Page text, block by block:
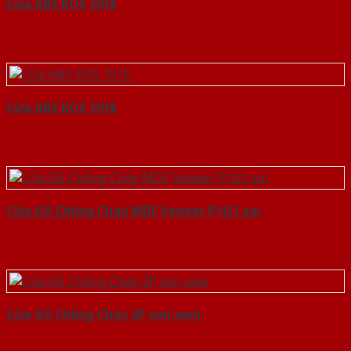
Cửa ABS KOS 101E
Cửa ABS KOS 101E
Cửa Gỗ Chống Cháy MDF Veneer P1G1 soi
Cửa Gỗ Chống Cháy 2P son xam